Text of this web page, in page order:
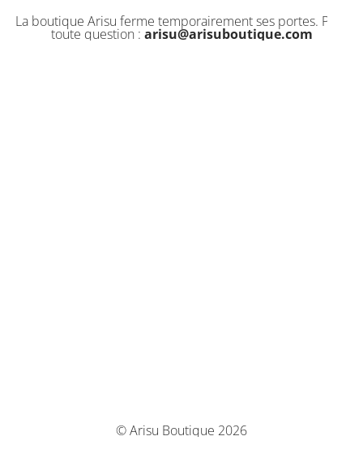
La boutique Arisu ferme temporairement ses portes. Pour
toute question : arisu@arisuboutique.com
© Arisu Boutique 2026